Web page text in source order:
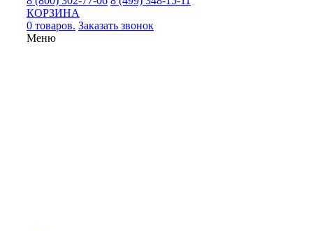
КОРЗИНА
0 товаров. Заказать звонок
Меню